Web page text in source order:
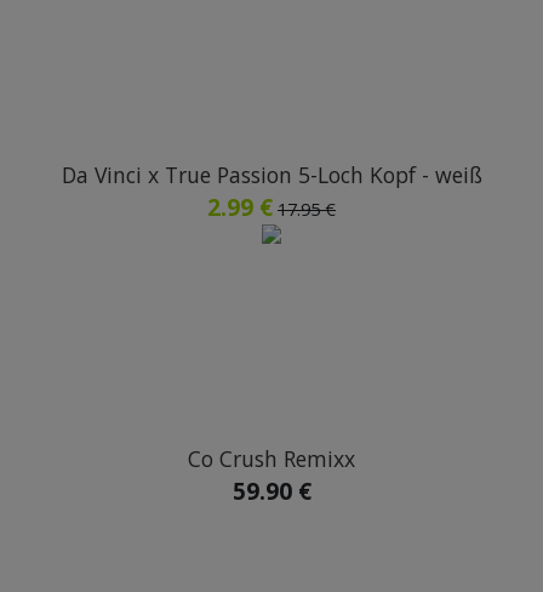
Da Vinci x True Passion 5-Loch Kopf - weiß
2.99 € 17.95 €
Co Crush Remixx
59.90 €